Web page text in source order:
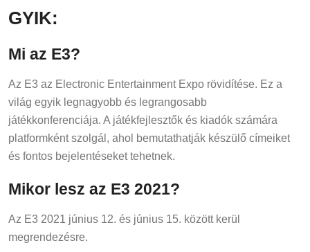
GYIK:
Mi az E3?
Az E3 az Electronic Entertainment Expo rövidítése. Ez a
világ egyik legnagyobb és legrangosabb
játékkonferenciája. A játékfejlesztők és kiadók számára
platformként szolgál, ahol bemutathatják készülő címeiket
és fontos bejelentéseket tehetnek.
Mikor lesz az E3 2021?
Az E3 2021 június 12. és június 15. között kerül
megrendezésre.